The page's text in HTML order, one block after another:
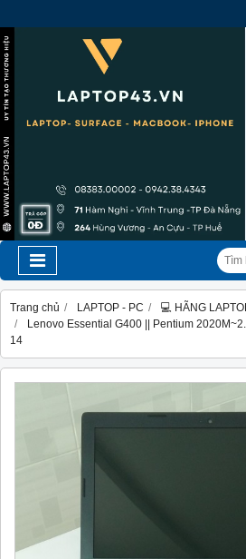
Trang chủ LAPTOP - PC 💻 HÃNG
Lenovo Essential G400 || Pentium
14